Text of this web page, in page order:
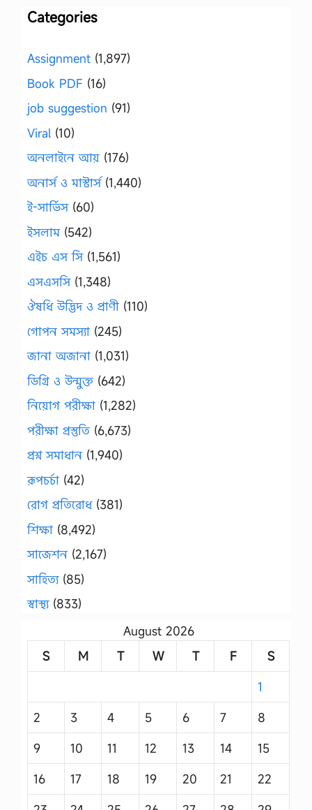
Categories
Assignment (1,897)
Book PDF (16)
job suggestion (91)
Viral (10)
অনলাইনে আয় (176)
অনার্স ও মাস্টার্স(1,440)
ই-সার্ভিস(60)
ইসলাম(542)
এইচ এস সি(1,561)
এসএসসি(1,348)
ঔষধি উদ্ভিদ ও প্রাণী (110)
গোপন সমস্যা (245)
জানা অজানা (1,031)
ডিগ্রি ও উন্মুক্ত (642)
নিয়োগ পরীক্ষা (1,282)
পরীক্ষা প্রস্তুতি (6,673)
প্রশ্ন সমাধান (1,940)
রূপচর্চা (42)
রোগ প্রতিরোধ(381)
শিক্ষা (8,492)
সাজেশন (2,167)
সাহিত্য(85)
স্বাস্থ্য(833)
August 2026
S
M T W T F
S
1
2
3 4 5 6 7
8
9
10 11 12 13 14
15
16
17 18 19 20 21
22